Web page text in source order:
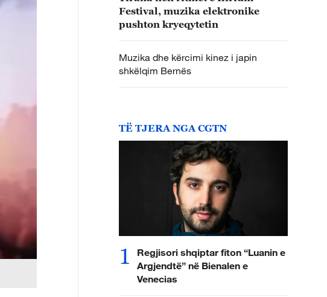
Festival, muzika elektronike
pushton kryeqytetin
Muzika dhe kërcimi kinez i japin
shkëlqim Bernës
TË TJERA NGA CGTN
1
Regjisori shqiptar fiton “Luanin e
Argjendtë” në Bienalen e
Venecias